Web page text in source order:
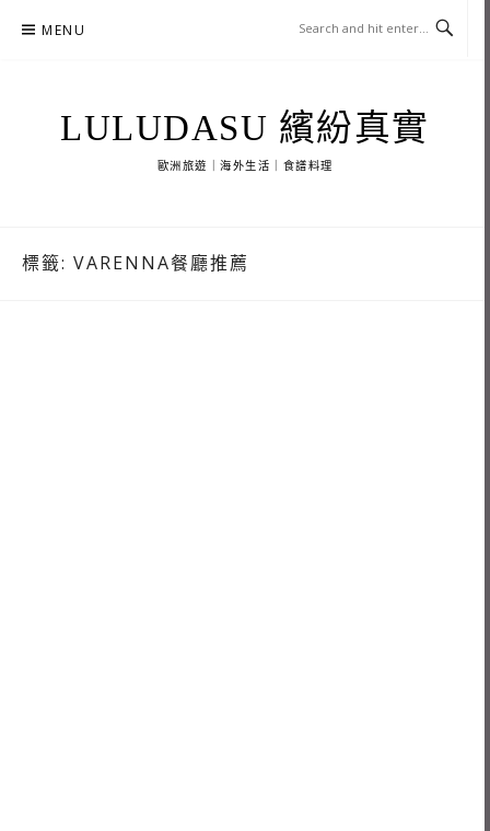
MENU
LULUDASU 繽紛真實
歐洲旅遊｜海外生活｜食譜料理
標籤: VARENNA餐廳推薦